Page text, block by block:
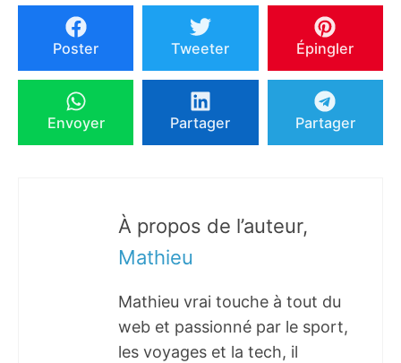
Poster Tweeter Épingler
Envoyer Partager Partager
À propos de l’auteur,
Mathieu
Mathieu vrai touche à tout du
web et passionné par le sport,
les voyages et la tech, il